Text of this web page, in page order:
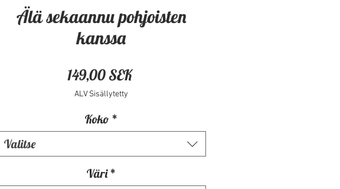
Älä sekaannu pohjoisten
kanssa
149,00 SEKHinta
ALV Sisällytetty
Koko *
Valitse
Väri *